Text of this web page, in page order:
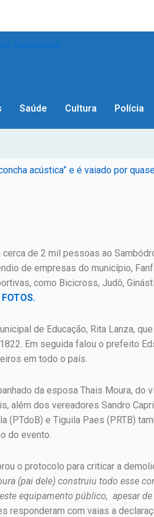
Saúde Cultura Polícia
acústica” e é vaiado por
de 2 mil pessoas ao
de empresas do município,
como Bicicross, Judô,
de Educação, Rita Lanza,
Em seguida falou o prefeito
em todo o país.
da esposa Thais Moura,
dos vereadores Sandro
(PTdoB) e Tiguila Paes (PRTB)
do evento.
o protocolo para criticar a
(pai dele) construiu todo esse
equipamento público, apesar
com vaias a